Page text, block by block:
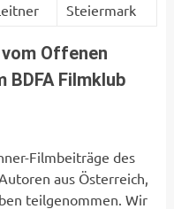
Steiermark
Offenen
BDFA Filmklub
Filmbeiträge des
aus Österreich,
teilgenommen. Wir